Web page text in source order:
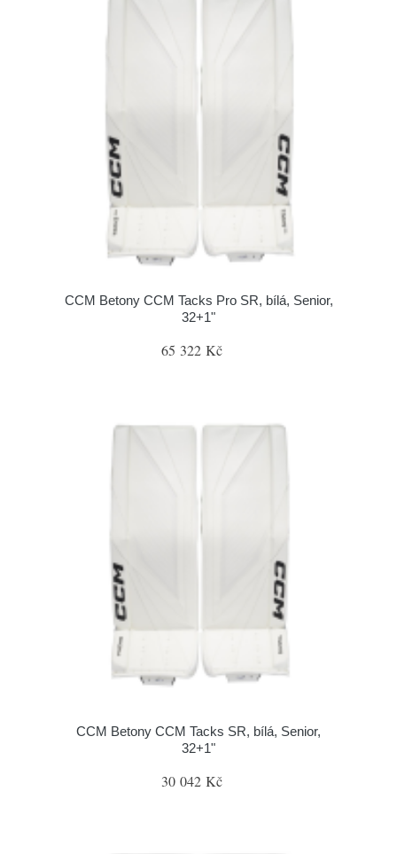
CCM Betony CCM Tacks Pro SR, bílá, Senior,
32+1"
65 322 Kč
CCM Betony CCM Tacks SR, bílá, Senior,
32+1"
30 042 Kč